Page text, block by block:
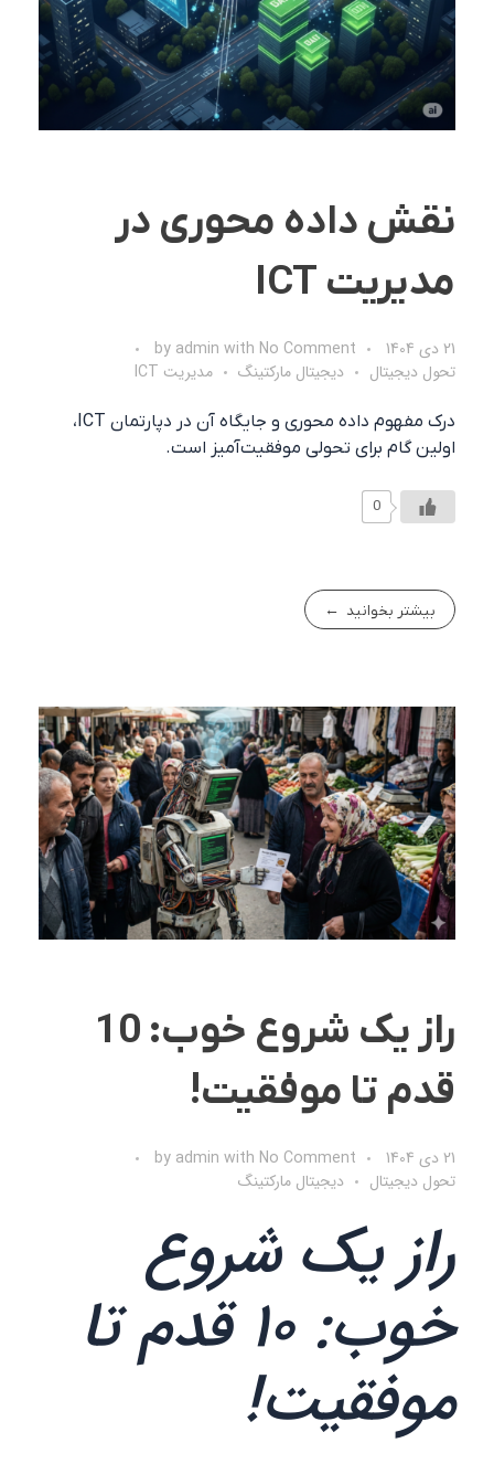
نقش داده محوری در
مدیریت ICT
21 دی 1404 by admin with No Comment
تحول دیجیتال
دیجیتال مارکتینگ مدیریت ICT
درک مفهوم داده محوری و جایگاه آن در دپارتمان ICT،
اولین گام برای تحولی موفقیت‌آمیز است.
0
بیشتر بخوانید
راز یک شروع خوب: 10
قدم تا موفقیت!
21 دی 1404 by admin with No Comment
تحول دیجیتال
دیجیتال مارکتینگ
راز یک شروع
خوب: 10 قدم تا
موفقیت!